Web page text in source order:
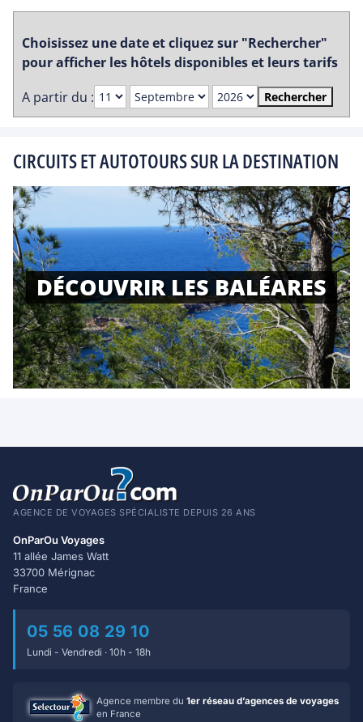
Choisissez une date et cliquez sur "Rechercher"
pour afficher les hôtels disponibles et leurs tarifs
A partir du :
Rechercher
CIRCUITS ET AUTOTOURS SUR LA DESTINATION
DÉCOUVRIR LES BALÉARES
AGENCE DE VOYAGES SPÉCIALISTE DEPUIS 26 ANS
OnParOu Voyages
11 allée James Watt
33700 Mérignac
France
05 56 08 29 10
Lundi - Vendredi · 10h - 18h
Agence membre du 1er réseau d’agences de voyages
en France